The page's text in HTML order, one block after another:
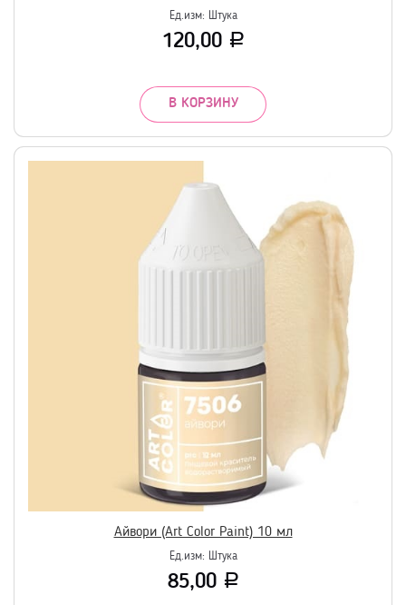
Ед.изм: Штука
120,00 Р
В КОРЗИНУ
Айвори (Art Color Paint) 10 мл
Ед.изм: Штука
85,00 Р